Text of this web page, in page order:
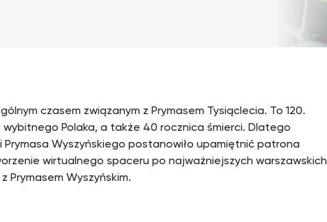
czasem związanym z Prymasem Tysiąclecia. To 120.
Polaka, a także 40 rocznica śmierci. Dlatego
i Prymasa Wyszyńskiego postanowiło upamiętnić patrona
wirtualnego spaceru po najważniejszych warszawskich
Prymasem Wyszyńskim.